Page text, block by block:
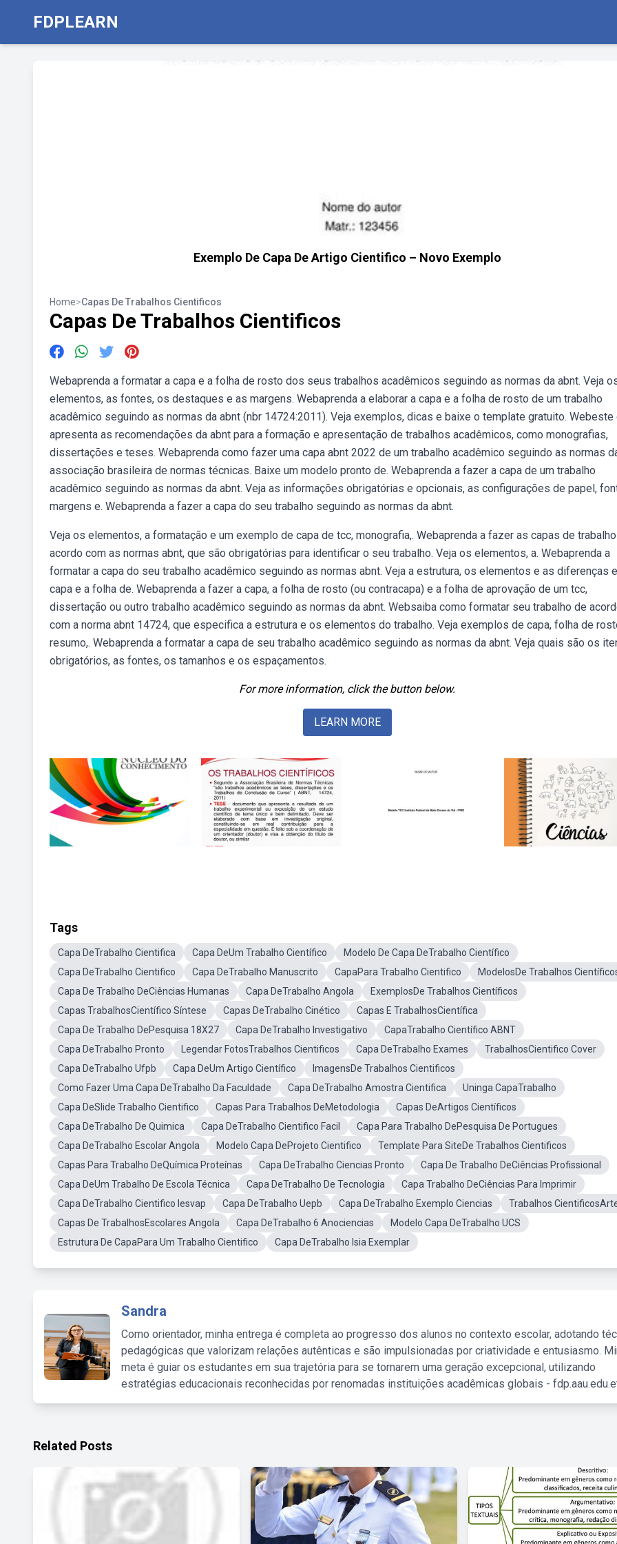
FDPLEARN
Exemplo De Capa De Artigo Cientifico – Novo Exemplo
Home>Capas De Trabalhos Cientificos
Capas De Trabalhos Cientificos
Webaprenda a formatar a capa e a folha de rosto dos seus trabalhos acadêmicos seguindo as normas da abnt. Veja
elementos, as fontes, os destaques e as margens. Webaprenda a elaborar a capa e a folha de rosto de um trabalho
acadêmico seguindo as normas da abnt (nbr 14724:2011). Veja exemplos, dicas e baixe o template gratuito. Webeste
apresenta as recomendações da abnt para a formação e apresentação de trabalhos acadêmicos, como monografias,
dissertações e teses. Webaprenda como fazer uma capa abnt 2022 de um trabalho acadêmico seguindo as normas
associação brasileira de normas técnicas. Baixe um modelo pronto de. Webaprenda a fazer a capa de um trabalho
acadêmico seguindo as normas da abnt. Veja as informações obrigatórias e opcionais, as configurações de papel,
margens e. Webaprenda a fazer a capa do seu trabalho seguindo as normas da abnt.
Veja os elementos, a formatação e um exemplo de capa de tcc, monografia,. Webaprenda a fazer as capas de
acordo com as normas abnt, que são obrigatórias para identificar o seu trabalho. Veja os elementos, a. Webaprenda a
formatar a capa do seu trabalho acadêmico seguindo as normas abnt. Veja a estrutura, os elementos e as diferenças
capa e a folha de. Webaprenda a fazer a capa, a folha de rosto (ou contracapa) e a folha de aprovação de um tcc,
dissertação ou outro trabalho acadêmico seguindo as normas da abnt. Websaiba como formatar seu trabalho de
com a norma abnt 14724, que especifica a estrutura e os elementos do trabalho. Veja exemplos de capa, folha de
resumo,. Webaprenda a formatar a capa de seu trabalho acadêmico seguindo as normas da abnt. Veja quais são os
obrigatórios, as fontes, os tamanhos e os espaçamentos.
For more information, click the button below.
LEARN MORE
Tags
Capa DeTrabalho Cientifica Capa DeUm Trabalho Científico
Modelo De Capa DeTrabalho Científico
Capa DeTrabalho Cientifico
Capa DeTrabalho Manuscrito CapaPara Trabalho Cientifico
ModelosDe Trabalhos
Capa De Trabalho DeCiências Humanas
Capa DeTrabalho Angola
ExemplosDe Trabalhos Científicos
Capas TrabalhosCientífico Síntese
Capas DeTrabalho Cinético
Capas E TrabalhosCientífica
Capa De Trabalho DePesquisa 18X27
Capa DeTrabalho Investigativo
CapaTrabalho Científico ABNT
Capa DeTrabalho Pronto
Legendar FotosTrabalhos Cientificos Capa DeTrabalho Exames
TrabalhosCientifico Cover
Capa DeTrabalho Ufpb
Capa DeUm Artigo Científico
ImagensDe Trabalhos Cientificos
Como Fazer Uma Capa DeTrabalho Da Faculdade
Capa DeTrabalho Amostra Cientifica
Uninga CapaTrabalho
Capa DeSlide Trabalho Cientifico
Capas Para Trabalhos DeMetodologia
Capas DeArtigos Científicos
Capa DeTrabalho De Quimica
Capa DeTrabalho Cientifico Facil
Capa Para Trabalho DePesquisa De Portugues
Capa DeTrabalho Escolar Angola
Modelo Capa DeProjeto Cientifico
Template Para SiteDe Trabalhos Cientificos
Capas Para Trabalho DeQuímica Proteínas
Capa DeTrabalho Ciencias Pronto
Capa De Trabalho DeCiências Profissional
Capa DeUm Trabalho De Escola Técnica
Capa DeTrabalho De Tecnologia
Capa Trabalho DeCiências Para Imprimir
Capa DeTrabalho Cientifico Iesvap
Capa DeTrabalho Uepb Capa DeTrabalho Exemplo Ciencias
Trabalhos
Capas De TrabalhosEscolares Angola
Capa DeTrabalho 6 Anociencias
Modelo Capa DeTrabalho UCS
Estrutura De CapaPara Um Trabalho Cientifico
Capa DeTrabalho Isia Exemplar
Sandra
Como orientador, minha entrega é completa ao progresso dos alunos no contexto escolar, adotando
pedagógicas que valorizam relações autênticas e são impulsionadas por criatividade e entusiasmo.
meta é guiar os estudantes em sua trajetória para se tornarem uma geração excepcional, utilizando
estratégias educacionais reconhecidas por renomadas instituições acadêmicas globais -
Related Posts